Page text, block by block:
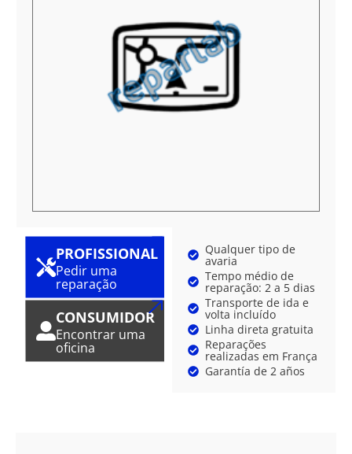
PROFISSIONAL
Pedir uma
reparação
CONSUMIDOR
Encontrar uma
oficina
Qualquer tipo de
avaria
Tempo médio de
reparação: 2 a 5 dias
Transporte de ida e
volta incluído
Linha direta gratuita
Reparações
realizadas em França
Garantía de 2 años